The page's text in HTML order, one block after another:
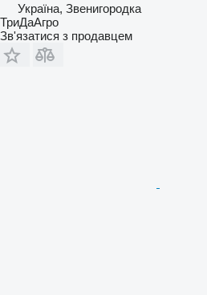
Україна, Звенигородка
ТриДаАгро
Зв'язатися з продавцем